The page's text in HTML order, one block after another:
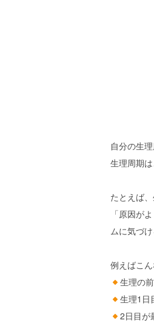
自分の生
生理周期
たとえば
「原因が
ムに気づ
例えばこ
生理の
生理1日
2日目が